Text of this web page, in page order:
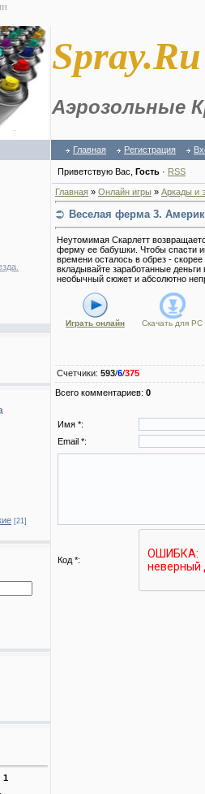
Spray.Ru
Аэрозольные
Главная Регистрация
[21]
1
Приветствую Вас Гость · RSS
Главная » Онлайн игры » Аркады и
Веселая ферма 3.
Неутомимая Скарлетт
ферму ее бабушки. Чтобы спасти
времени осталось в обрез -
вкладывайте заработанные
необычный сюжет и абсолютно
Играть онлайн Скачать для PC
Счетчики: 593/6/375
Всего комментариев: 0
Имя *:
Email *:
Код *: